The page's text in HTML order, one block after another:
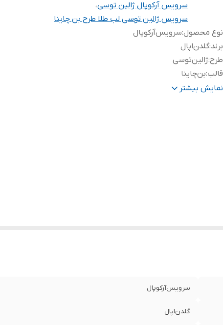
سرویس آرکوپال ژالین توسی،
سرویس ژالین توسی لب طلا طرح بن چاینا
نوع محصول:سرویس‌آرکوپال
برند:گلدن‌اپال
طرح:ژالین‌توسی
قالب:بن‌چاینا
لب:طلایی
نمایش بیشتر
سرویس‌آرکوپال
گلدن‌اپال